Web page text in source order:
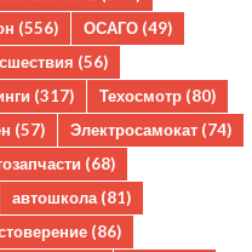
(556) ОСАГО (49)
(56)
(317) Техосмотр (80)
(57) Электросамокат (74)
(68)
автошкола (81)
(86)